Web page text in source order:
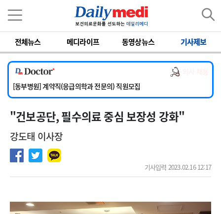
전체뉴스 메디라이프 동영상뉴스 기사제보
[서울아산병원] 2026년 하반기 인턴 모집
[영남대학교의료원] 마취통증의학과 임기제 임상의사 채용
[충남대학교병원] 소아청소년과(소아응급전담) 계약직 의사 공개채용
[동부병원] 계약직(응급의학과 전문의) 직원모집
[이대목동병원] 하반기 전공의(레지던트1년차) 모집
[서울아산병원] 2026년 하반기 인턴 모집
"건보 공단, 필수의료 중심 보장성 강화"
강도태 이사장
기사입력 2023.02.16 12:17